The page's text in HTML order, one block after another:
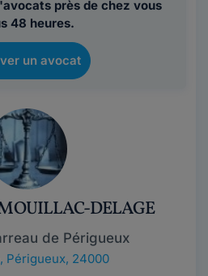
près de chez vous
48 heures.
un avocat
DELAGE
de Périgueux
, Périgueux, 24000